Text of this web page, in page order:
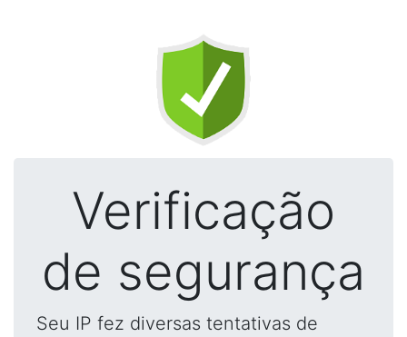
Verificação
de segurança
Seu IP fez diversas tentativas de